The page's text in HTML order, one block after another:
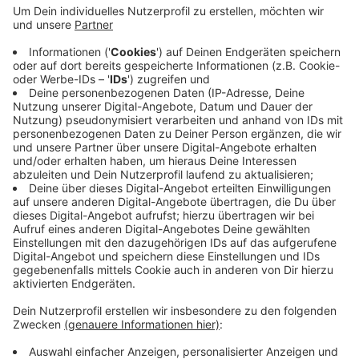
Weil es in der vergangen Nacht vor allem in dicht
bebauten Gebieten kaum abgekühlt ist, bedeuten die
hohen Temperaturen laut DWD heute nochmal eine
zusätzliche Belastung. Der Wetterdienst rät, nach
Möglichkeit nicht in die Hitze zu gehen, die Innenräume
kühl zu halten und viel Wasser zu trinken.
Anzeige